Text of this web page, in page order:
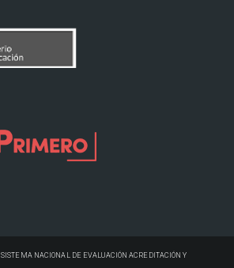
SISTEMA NACIONAL DE EVALUACIÓN ACREDITACIÓN Y